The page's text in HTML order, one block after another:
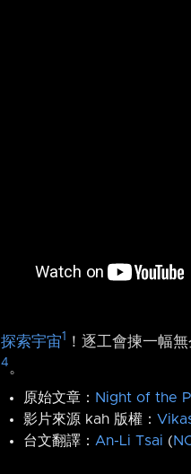
探索宇宙1 ！逐工會揀一幅
4 。
原始文章： Night of the
影片來源 kah 版權：
台文翻譯： An-Li Tsai (